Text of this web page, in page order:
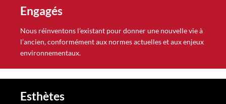
Engagés
Nous réinventons l’existant pour donner une nouvelle vie à
l’ancien, conformément aux normes actuelles et aux enjeux
environnementaux.
Esthètes